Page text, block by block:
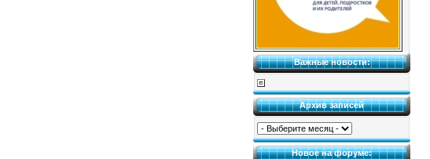
Важные новости:
Архив записей
Новое на форуме: